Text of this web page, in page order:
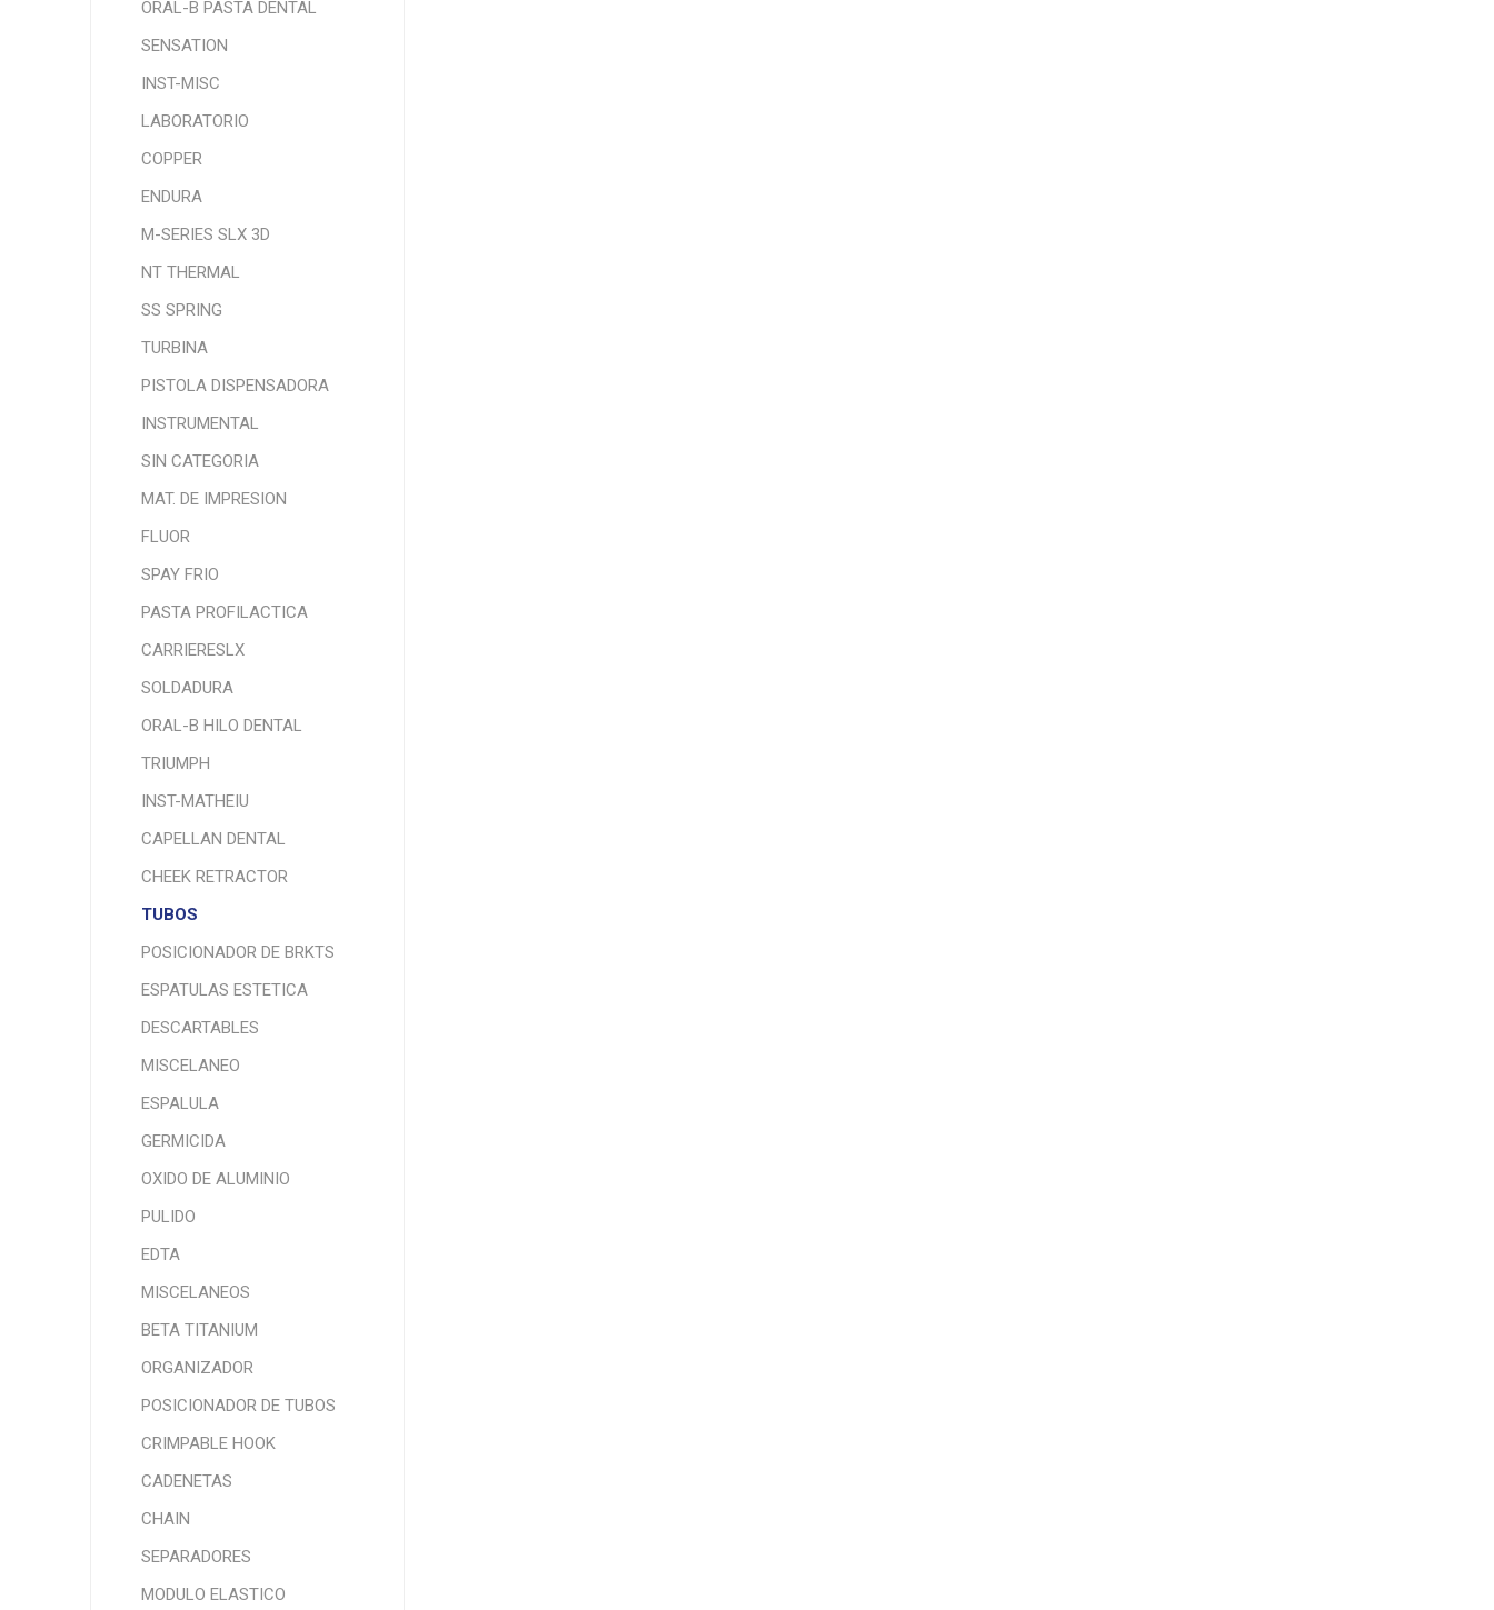
ORAL-B PASTA DENTAL
SENSATION
INST-MISC
LABORATORIO
COPPER
ENDURA
M-SERIES SLX 3D
NT THERMAL
SS SPRING
TURBINA
PISTOLA DISPENSADORA
INSTRUMENTAL
SIN CATEGORIA
MAT. DE IMPRESION
FLUOR
SPAY FRIO
PASTA PROFILACTICA
CARRIERESLX
SOLDADURA
ORAL-B HILO DENTAL
TRIUMPH
INST-MATHEIU
CAPELLAN DENTAL
CHEEK RETRACTOR
TUBOS
POSICIONADOR DE BRKTS
ESPATULAS ESTETICA
DESCARTABLES
MISCELANEO
ESPALULA
GERMICIDA
OXIDO DE ALUMINIO
PULIDO
EDTA
MISCELANEOS
BETA TITANIUM
ORGANIZADOR
POSICIONADOR DE TUBOS
CRIMPABLE HOOK
CADENETAS
CHAIN
SEPARADORES
MODULO ELASTICO